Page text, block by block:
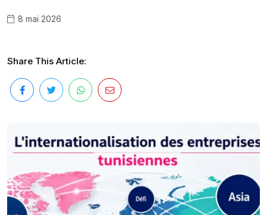
8 mai 2026
Share This Article: